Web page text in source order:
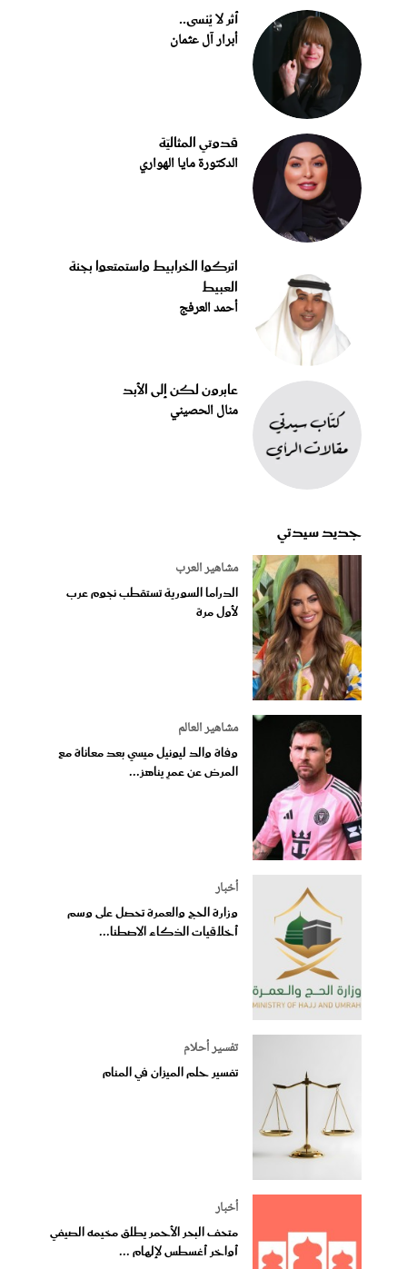
أثر لا يُنسى..
أبرار آل عثمان
قدوتي المثاليّة
الدكتورة مايا الهواري
اتركوا الخرابيط واستمتعوا بجنة
العبيط
أحمد العرفج
عابرون لكن إلى الأبد
منال الحصيني
جديد سيدتي
مشاهير العرب
الدراما السورية تستقطب نجوم عرب
لأول مرة
مشاهير العالم
وفاة والد ليونيل ميسي بعد معاناة مع
المرض عن عمرٍ يناهز...
أخبار
وزارة الحج والعمرة تحصل على وسم
أخلاقيات الذكاء الاصطنا...
تفسير أحلام
تفسير حلم الميزان في المنام
أخبار
متحف البحر الأحمر يطلق مخيمه الصيفي
أواخر أغسطس لإلهام ...